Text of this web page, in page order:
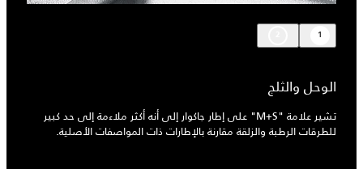
1
الوحل والثلج
تشير علامة "M+S" على إطار جاكوار إلى أنه أكثر ملاءمة إلى حد كبير
للطرقات الرطبة والزلقة مقارنة بالإطارات ذات المواصفات الأصلية.